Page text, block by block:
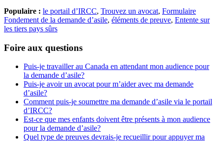
Populaire : le portail d’IRCC, Trouvez un avocat, Formulaire
Fondement de la demande d’asile, éléments de preuve, Entente sur
les tiers pays sûrs
Foire aux questions
Puis-je travailler au Canada en attendant mon audience pour
la demande d’asile?
Puis-je avoir un avocat pour m’aider avec ma demande
d’asile?
Comment puis-je soumettre ma demande d’asile via le portail
d’IRCC?
Est-ce que mes enfants doivent être présents à mon audience
pour la demande d’asile?
Quel type de preuves devrais-je recueillir pour appuyer ma